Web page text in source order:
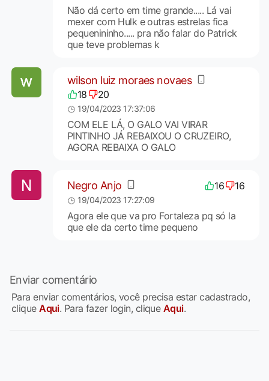
Não dá certo em time grande..... Lá vai
mexer com Hulk e outras estrelas fica
pequenininho..... pra não falar do Patrick
que teve problemas k
wilson luiz moraes novaes
18 20
19/04/2023 17:37:06
COM ELE LÁ, O GALO VAI VIRAR
PINTINHO JÁ REBAIXOU O CRUZEIRO,
AGORA REBAIXA O GALO
Negro Anjo 16 16
19/04/2023 17:27:09
Agora ele que va pro Fortaleza pq só la
que ele da certo time pequeno
Enviar comentário
Para enviar comentários, você precisa estar cadastrado,
cliqueAqui. Para fazer login, clique Aqui.